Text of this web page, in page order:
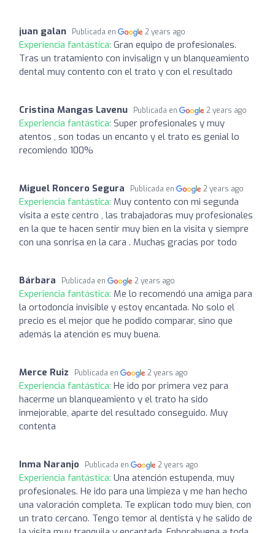
juan galan Publicada en 2 years ago
Experiencia fantástica: Gran equipo de profesionales.
Tras un tratamiento con invisalign y un blanqueamiento
dental muy contento con el trato y con el resultado
Cristina Mangas Lavenu Publicada en 2 years ago
Experiencia fantástica: Super profesionales y muy
atentos , son todas un encanto y el trato es genial lo
recomiendo 100%
Miguel Roncero Segura Publicada en 2 years ago
Experiencia fantástica: Muy contento con mi segunda
visita a este centro , las trabajadoras muy profesionales
en la que te hacen sentir muy bien en la visita y siempre
con una sonrisa en la cara . Muchas gracias por todo
Bárbara Publicada en 2 years ago
Experiencia fantástica: Me lo recomendó una amiga para
la ortodoncia invisible y estoy encantada. No solo el
precio es el mejor que he podido comparar, sino que
además la atención es muy buena.
Merce Ruiz Publicada en 2 years ago
Experiencia fantástica: He ido por primera vez para
hacerme un blanqueamiento y el trato ha sido
inmejorable, aparte del resultado conseguido. Muy
contenta
Inma Naranjo Publicada en 2 years ago
Experiencia fantástica: Una atención estupenda, muy
profesionales. He ido para una limpieza y me han hecho
una valoración completa. Te explican todo muy bien, con
un trato cercano. Tengo temor al dentista y he salido de